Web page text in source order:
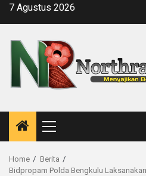
Skip7 Agustus 2026
Primary
Menu
Home
Berita
Bidpropam Polda Bengkulu